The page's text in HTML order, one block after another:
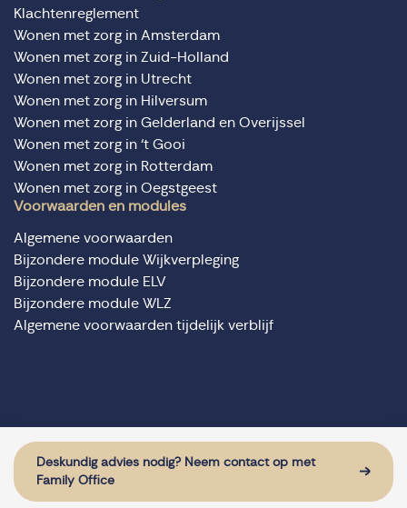
Deskundig advies nodig? Neem contact op met
Family Office
Klachtenreglement
Wonen met zorg in Amsterdam
Wonen met zorg in Zuid-Holland
Wonen met zorg in Utrecht
Wonen met zorg in Hilversum
Wonen met zorg in Gelderland en Overijssel
Wonen met zorg in ‘t Gooi
Wonen met zorg in Rotterdam
Wonen met zorg in Oegstgeest
Voorwaarden en modules
Algemene voorwaarden
Bijzondere module Wijkverpleging
Bijzondere module ELV
Bijzondere module WLZ
Algemene voorwaarden tijdelijk verblijf
Website door: Sturdy Digital